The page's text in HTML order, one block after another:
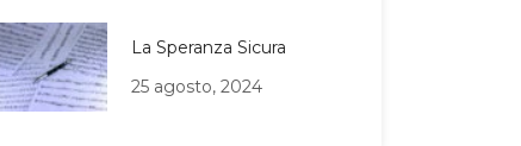
La Speranza Sicura
25 agosto, 2024